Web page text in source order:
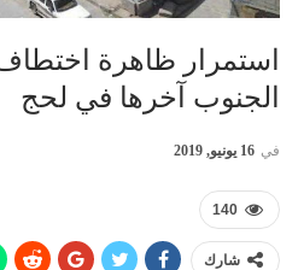
استمرار ظاهرة
الجنوب آخرها في لحج
في 16 يونيو, 2019
140
شارك